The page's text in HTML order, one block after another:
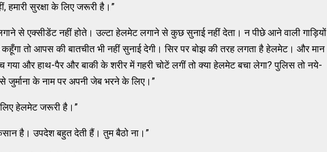
सुरक्षा के लिए जरूरी है।”
से एक्सीडेंट नहीं होते। उल्टा हेलमेट लगाने से कुछ सुनाई नहीं देता। न पीछे आने वाली गाड़ियों
तो आपस की बातचीत भी नहीं सुनाई देगी। सिर पर बोझ की तरह लगता है हेलमेट। और मान
गया और हाथ-पैर और बाकी के शरीर में गहरी चोटें लगीं तो क्या हेलमेट बचा लेगा? पुलिस तो नये-
जुर्माना के नाम पर अपनी जेब भरने के लिए।”
हेलमेट जरूरी है।”
है। उपदेश बहुत देती हैं। तुम बैठो ना।”